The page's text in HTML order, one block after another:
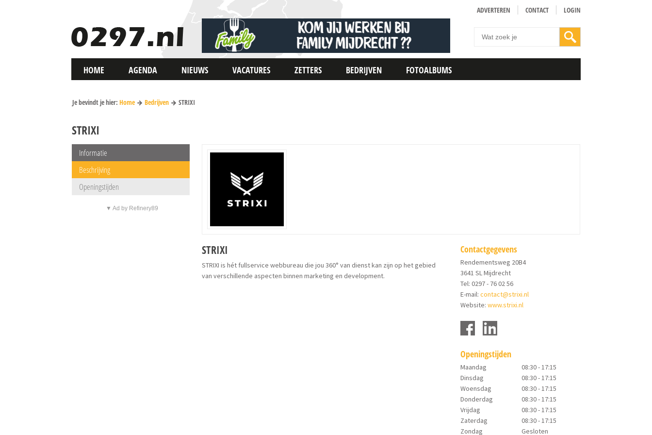
ADVERTEREN CONTACT LOGIN
HOME AGENDA NIEUWS VACATURES ZETTERS BEDRIJVEN FOTOALBUMS
Je bevindt je hier: Home Bedrijven STRIXI
STRIXI
Informatie
Beschrijving
Openingstijden
▼ Ad by Refinery89
STRIXI
STRIXI is hét fullservice webbureau die jou 360° van dienst kan zijn op het gebied
van verschillende aspecten binnen marketing en development.
Contactgegevens
Rendementsweg 20B4
3641 SL Mijdrecht
Tel: 0297 - 76 02 56
E-mail: contact@strixi.nl
Website: www.strixi.nl
Openingstijden
Maandag
08:30 - 17:15
Dinsdag
08:30 - 17:15
Woensdag
08:30 - 17:15
Donderdag
08:30 - 17:15
Vrijdag
08:30 - 17:15
Zaterdag
08:30 - 17:15
Zondag
Gesloten